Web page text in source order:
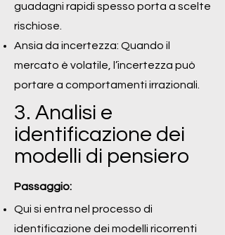
guadagni rapidi spesso porta a scelte
rischiose.
Ansia da incertezza: Quando il
mercato è volatile, l’incertezza può
portare a comportamenti irrazionali.
3. Analisi e
identificazione dei
modelli di pensiero
Passaggio:
Qui si entra nel processo di
identificazione dei modelli ricorrenti